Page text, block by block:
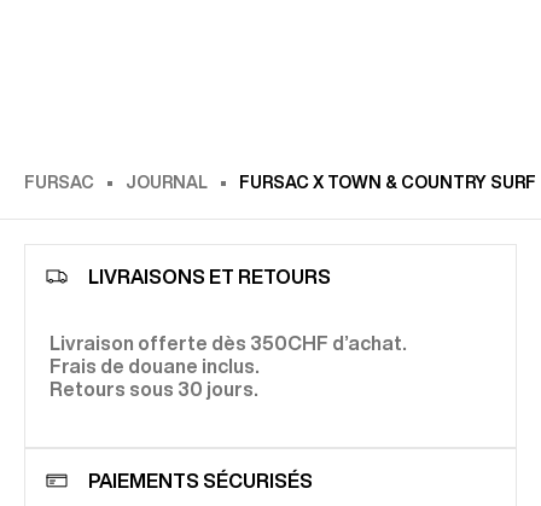
FURSAC JOURNAL FURSAC X TOWN & COUNTRY
LIVRAISONS ET RETOURS
Livraison offerte dès 350CHF d’achat.
Frais de douane inclus.
Retours sous 30 jours.
PAIEMENTS SÉCURISÉS